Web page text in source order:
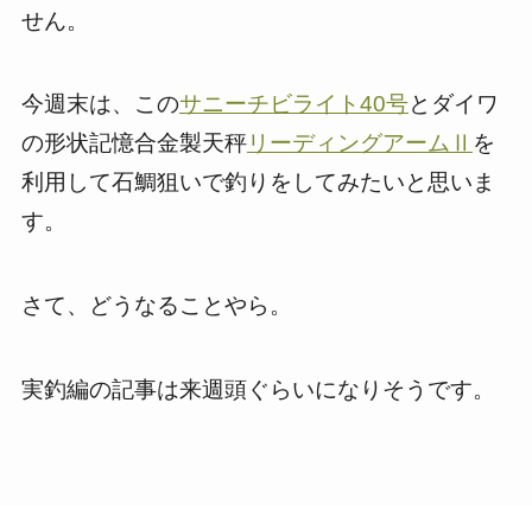
せん。
今週末は、このサニーチビライト40号とダイワ
の形状記憶合金製天秤リーディングアームⅡ を
利用して石鯛狙いで釣りをしてみたいと思いま
す。
さて、どうなることやら。
実釣編の記事は来週頭ぐらいになりそうです。